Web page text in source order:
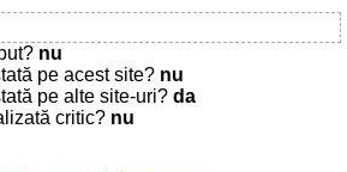
nu
pe acest site? nu
pe alte site-uri? da
critic? nu